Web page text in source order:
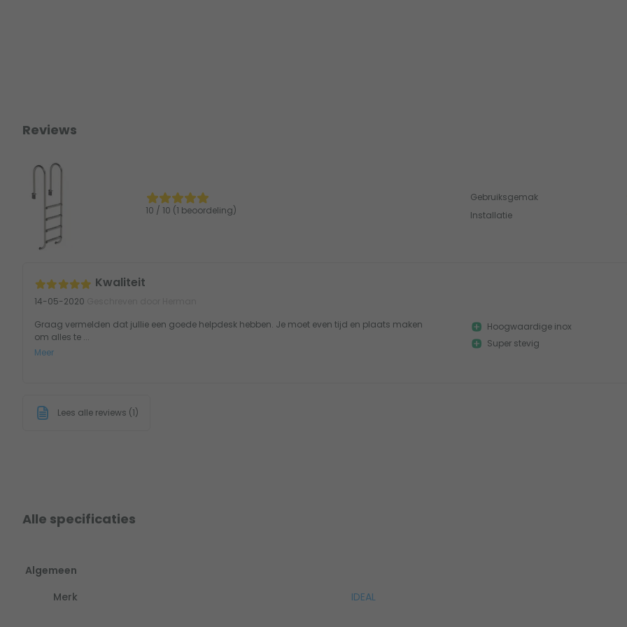
Reviews
10 / 10 (1 beoordeling)
Gebruiksgemak
Installatie
Kwaliteit
14-05-2020
Graag vermelden dat jullie een goede helpdesk hebben. Je moet even tijd en plaats maken
om alles te ...
Meer
Hoogwaardige inox
Super stevig
Lees alle reviews (1)
Alle specificaties
Algemeen
Merk
IDEAL